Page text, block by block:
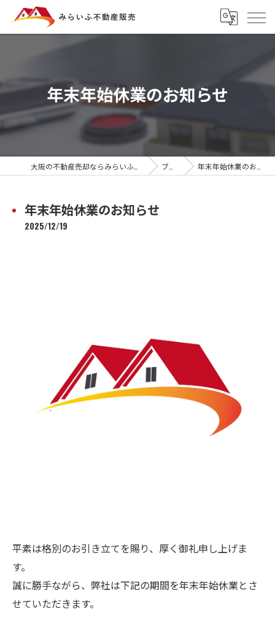
年末年始休業のお知らせ
ブログ 年末年始休業のお知らせ
年末年始休業のお知らせ
2025/12/19
平素は格別のお引き立てを賜り、厚く御礼申し上げま
す。
誠に勝手ながら、弊社は下記の期間を年末年始休業とさ
せていただきます。